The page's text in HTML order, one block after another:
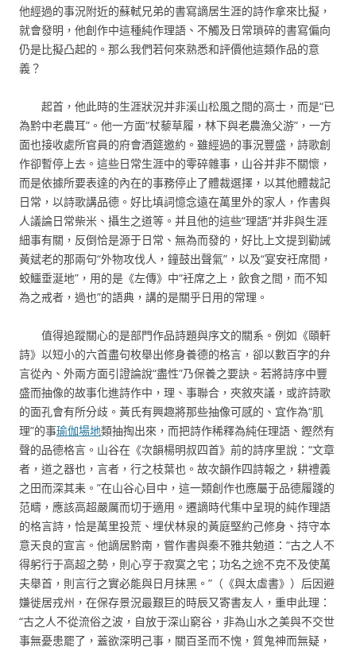
他經過的事況附近的蘇軾兄弟的書寫謫居生涯的詩作拿來比擬，
就會發明，他創作中這種純作理語、不觸及日常瑣碎的書寫偏向
仍是比擬凸起的。那么我們若何來熟悉和評價他這類作品的意
義？
起首，他此時的生涯狀況并非溪山松風之間的高士，而是“已
為黔中老農耳”。他一方面“杖藜草履，林下與老農漁父游”，一方
面也接收處所官員的府會酒筵邀約。雖經過的事況豐盛，詩歌創
作卻暫停上去。這些日常生涯中的零碎雜事，山谷并非不關懷，
而是依據所要表達的內在的事務停止了體裁選擇，以其他體裁記
日常，以詩歌講品德。好比填詞憶念遠在萬里外的家人，作書與
人議論日常柴米、攝生之道等。并且他的這些“理語”并非與生涯
細事有關，反倒恰是源于日常、無為而發的，好比上文提到勸誡
黃斌老的那兩句“外物攻伐人，鐘鼓出聲氣”，以及“宴安衽席間，
蛟鱷垂涎地”，用的是《左傳》中“衽席之上，飲食之間，而不知
為之戒者，過也”的語典，講的是關乎日用的常理。
值得追蹤關心的是部門作品詩題與序文的關系。例如《頤軒
詩》以短小的六首盡句枚舉出修身養德的格言，卻以數百字的弁
言從內、外兩方面引證論說“盡性”乃保養之要訣。若將詩序中豐
盛而抽像的故事化進詩作中，理、事聯合，夾敘夾議，或許詩歌
的面孔會有所分歧。黃氏有興趣將那些抽像可感的、宜作為“肌
理”的事瑜伽場地類抽掏出來，而把詩作稀釋為純任理語、鏗然有
聲的品德格言。山谷在《次韻楊明叔四首》前的詩序里說：“文章
者，道之器也，言者，行之枝葉也。故次韻作四詩報之，耕禮義
之田而深其耒。”在山谷心目中，這一類創作也應屬于品德履踐的
范疇，應該高超嚴厲而切于適用。遷謫時代集中呈現的純作理語
的格言詩，恰是萬里投荒、埋伏林泉的黃庭堅約己修身、持守本
意天良的宣言。他謫居黔南，嘗作書與秦不雅共勉道：“古之人不
得躬行于高超之勢，則心亨于寂寞之宅；功名之途不克不及使萬
夫舉首，則言行之實必能與日月抹黑。”（《與太虛書》）后因避
嫌徙居戎州，在保存景況最艱巨的時辰又寄書友人，重申此理：
“古之人不從流俗之波，自放于深山窮谷，非為山水之美與不交世
事無憂患罷了，蓋欲深明己事，關百圣而不愧，質鬼神而無疑，